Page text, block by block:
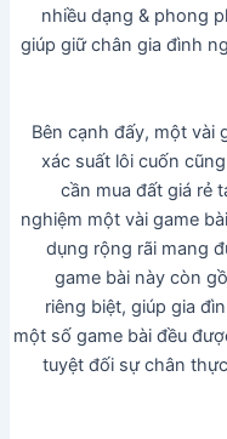
nhiều dạng & phong
giúp giữ chân gia đình
Bên cạnh đấy, một vài
xác suất lôi cuốn
cần mua đất giá rẻ
nghiệm một vài game
dụng rộng rãi mang
game bài này còn
riêng biệt, giúp gia
một số game bài đều
tuyệt đối sự chân